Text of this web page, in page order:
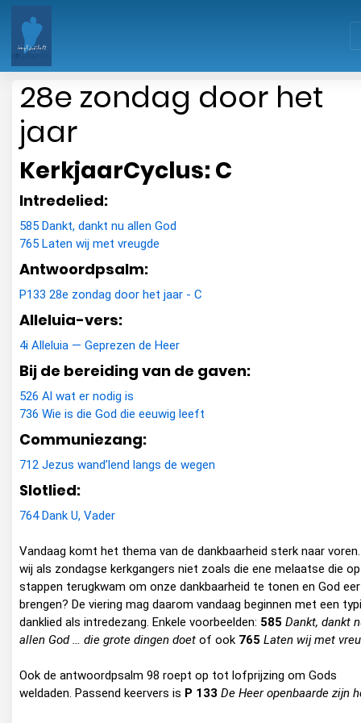
28e zondag door het
jaar
KerkjaarCyclus: C
Intredelied:
585 Dankt, dankt nu allen God
765 Laten wij met vreugde
Antwoordpsalm:
P133 28e zondag door het jaar - C
Alleluia-vers:
4i Alleluia — Geprezen de Heer
Bij de bereiding van de gaven:
526 Al wat er nodig is
736 Wie is die God die eeuwig leeft
Communiezang:
712 Jezus wand’lend langs de wegen
Slotlied:
764 Dank U, Vader
Vandaag komt het thema van de dankbaarheid sterk naar
wij als zondagse kerkgangers niet zoals die ene melaatse die
stappen terugkwam om onze dankbaarheid te tonen en God
brengen? De viering mag daarom vandaag beginnen met een
danklied als intredezang. Enkele voorbeelden: 585 Dankt, dankt
allen God … die grote dingen doet of ook 765 Laten wij met
Ook de antwoordpsalm 98 roept op tot lofprijzing om Gods
weldaden. Passend keervers is P 133 De Heer openbaarde zijn